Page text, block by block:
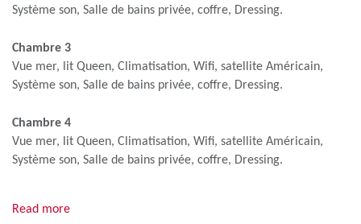
Système son, Salle de bains privée, coffre, Dressing.
Chambre 3
Vue mer, lit Queen, Climatisation, Wifi, satellite Américain,
Système son, Salle de bains privée, coffre, Dressing.
Chambre 4
Vue mer, lit Queen, Climatisation, Wifi, satellite Américain,
Système son, Salle de bains privée, coffre, Dressing.
Vue mer, lit Queen, Climatisation, Wifi, satellite Américain,
Read more